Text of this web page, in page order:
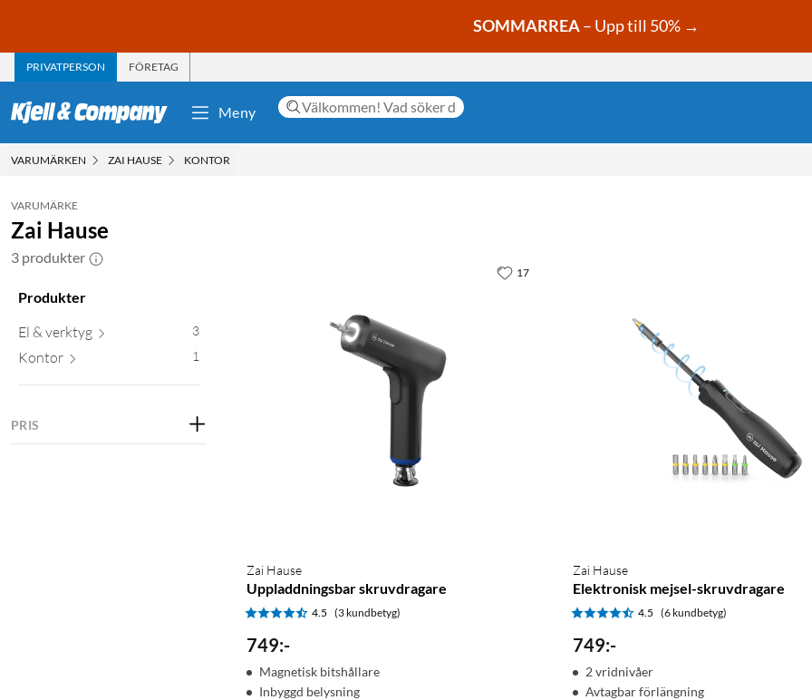
SOMMARREA– Upp till 50% →
PRIVATPERSON FÖRETAG
Meny
VARUMÄRKEN ZAI HAUSE KONTOR
VARUMÄRKE
Zai Hause
3 produkter
Produkter
El & verktyg 3
Kontor 1
PRIS
Zai Hause
Uppladdningsbar skruvdragare
4.5 (3 kundbetyg)
749:-
Magnetisk bitshållare
Inbyggd belysning
17
Zai Hause
Elektronisk mejsel-skruvdragare
4.5 (6 kundbetyg)
749:-
2 vridnivåer
Avtagbar förlängning